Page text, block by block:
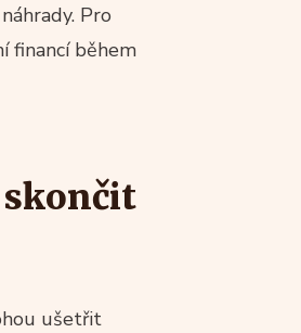
Pro
financí během
skončit
ušetřit